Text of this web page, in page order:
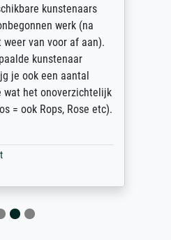
kunstenaars
werk (na
van voor af aan).
kunstenaar
je ook een aantal
wat het onoverzichtelijk
= ook Rops, Rose etc).